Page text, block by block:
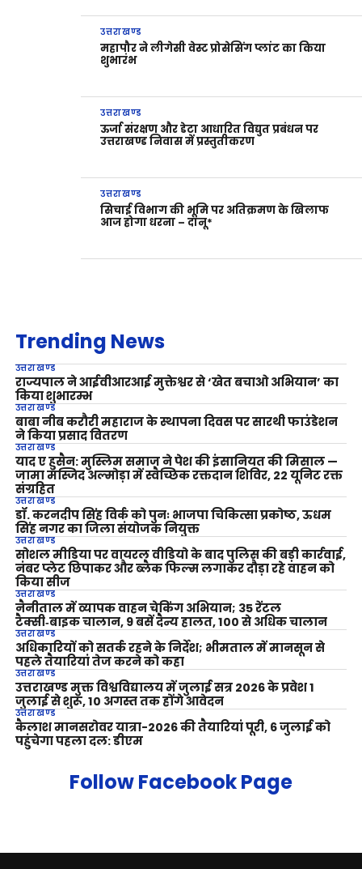
उत्तराखण्ड
महापौर ने लीगेसी वेस्ट प्रोसेसिंग प्लांट का किया
शुभारंभ
उत्तराखण्ड
ऊर्जा संरक्षण और डेटा आधारित विद्युत प्रबंधन पर
उत्तराखण्ड निवास में प्रस्तुतीकरण
उत्तराखण्ड
सिचाई विभाग की भूमि पर अतिक्रमण के खिलाफ
आज होगा धरना – दानू*
Trending News
उत्तराखण्ड
राज्यपाल ने आईवीआरआई मुक्तेश्वर से ‘खेत बचाओ अभियान’ का
किया शुभारम्भ
उत्तराखण्ड
बाबा नीब करौरी महाराज के स्थापना दिवस पर सारथी फाउंडेशन
ने किया प्रसाद वितरण
उत्तराखण्ड
याद ए हुसैन: मुस्लिम समाज ने पेश की इंसानियत की मिसाल —
जामा मस्जिद अल्मोड़ा में स्वैच्छिक रक्तदान शिविर, 22 यूनिट रक्त
संग्रहित
उत्तराखण्ड
डॉ. करनदीप सिंह विर्क को पुनः भाजपा चिकित्सा प्रकोष्ठ, ऊधम
सिंह नगर का जिला संयोजक नियुक्त
उत्तराखण्ड
सोशल मीडिया पर वायरल वीडियो के बाद पुलिस की बड़ी कार्रवाई,
नंबर प्लेट छिपाकर और ब्लैक फिल्म लगाकर दौड़ा रहे वाहन को
किया सीज
उत्तराखण्ड
नैनीताल में व्यापक वाहन चेकिंग अभियान; 35 रेंटल
टैक्सी‑बाइक चालान, 9 बसें दैन्य हालत, 100 से अधिक चालान
उत्तराखण्ड
अधिकारियों को सतर्क रहने के निर्देश; भीमताल में मानसून से
पहले तैयारियां तेज करने को कहा
उत्तराखण्ड
उत्तराखण्ड मुक्त विश्वविद्यालय में जुलाई सत्र 2026 के प्रवेश 1
जुलाई से शुरू, 10 अगस्त तक होंगे आवेदन
उत्तराखण्ड
कैलाश मानसरोवर यात्रा-2026 की तैयारियां पूरी, 6 जुलाई को
पहुंचेगा पहला दल: डीएम
Follow Facebook Page